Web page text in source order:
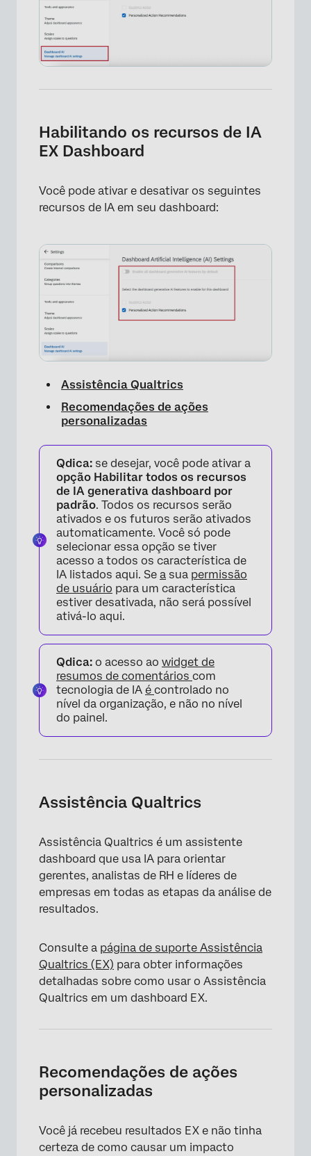
Habilitando os recursos de IA
EX Dashboard
Você pode ativar e desativar os seguintes
recursos de IA em seu dashboard:
×
Assistência Qualtrics
Recomendações de ações
personalizadas
Qdica: se desejar, você pode ativar a
opção Habilitar todos os recursos
de IA generativa dashboard por
padrão. Todos os recursos serão
ativados e os futuros serão ativados
automaticamente. Você só pode
selecionar essa opção se tiver
acesso a todos os característica de
IA listados aqui. Se a sua permissão
de usuário para um característica
estiver desativada, não será possível
ativá-lo aqui.
Qdica: o acesso ao widget de
resumos de comentários com
tecnologia de IA é controlado no
nível da organização, e não no nível
do painel.
Assistência Qualtrics
Assistência Qualtrics é um assistente
dashboard que usa IA para orientar
gerentes, analistas de RH e líderes de
empresas em todas as etapas da análise de
resultados.
Consulte a página de suporte Assistência
Qualtrics (EX) para obter informações
detalhadas sobre como usar o Assistência
Qualtrics em um dashboard EX.
Recomendações de ações
personalizadas
Você já recebeu resultados EX e não tinha
certeza de como causar um impacto